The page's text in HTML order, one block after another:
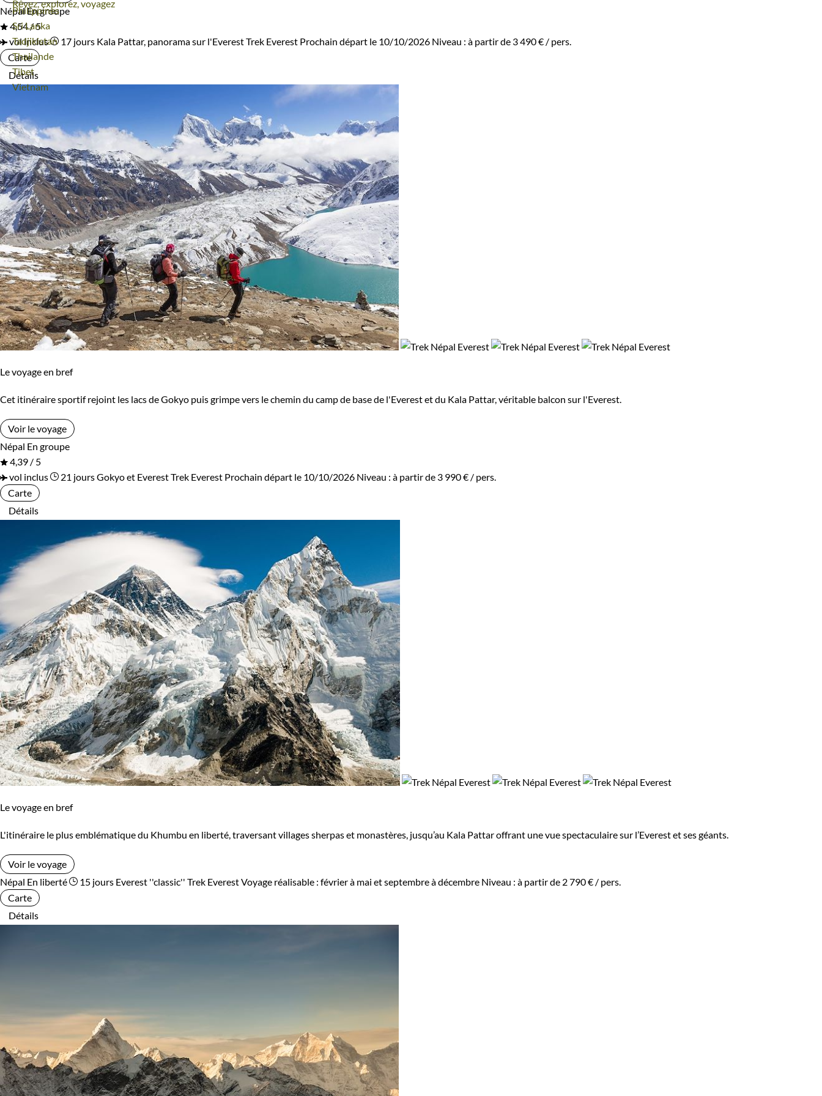
Voyage
Philippines
Voyage
Sri Lanka
Voyage
Tadjikistan
Voyage
Thailande
Voyage
Tibet
Voyage
Vietnam
Rêvez, explorez, voyagez
NépalEn groupe
4,54 / 5
vol inclus
17 jours Kala Pattar, panorama sur l'EverestTrek Everest Prochain départ le 10/10/2026 Niveau : à partir de 3 490 € / pers.
Carte
Détails
Le voyage en bref
Cet itinéraire sportif rejoint les lacs de Gokyo puis grimpe vers le chemin du camp de base de l'Everest et du Kala Pattar, véritable balcon sur l'Everest.
Voir le voyage
Népal En groupe
4,39 / 5
vol inclus
21 joursGokyo et EverestTrek Everest Prochain départ le 10/10/2026 Niveau : à partir de 3 990 € / pers.
Carte
Détails
Le voyage en bref
L'itinéraire le plus emblématique du Khumbu en liberté, traversant villages sherpas et monastères, jusqu’au Kala Pattar offrant une vue spectaculaire sur l’Everest et ses géants.
Voir le voyage
Népal En liberté 15 jours Everest ''classic'' Trek EverestVoyage réalisable : février à mai et septembre à décembre Niveau : à partir de 2 790 € / pers.
Carte
Détails